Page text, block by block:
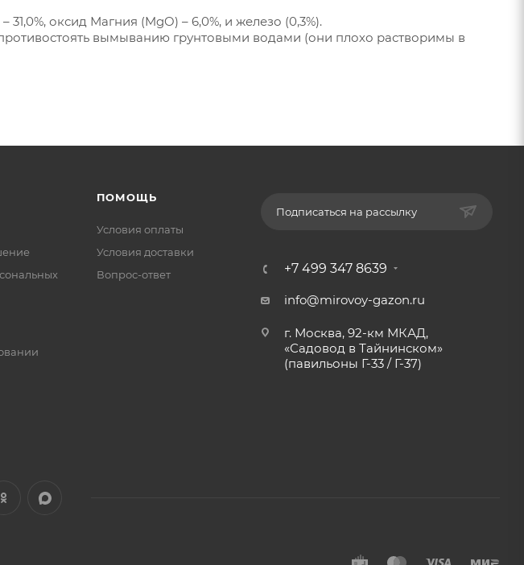
31,0%, оксид Магния (MgO) – 6,0%, и железо (0,3%).
вымыванию грунтовыми водами (они плохо растворимы в
ПОМОЩЬ
Условия оплаты
Условия доставки
Вопрос-ответ
Подписаться на рассылку
+7 499 347 8639
info@mirovoy-gazon.ru
г. Москва, 92-км МКАД,
«Садовод в Тайнинском»
(павильоны Г-33 / Г-37)